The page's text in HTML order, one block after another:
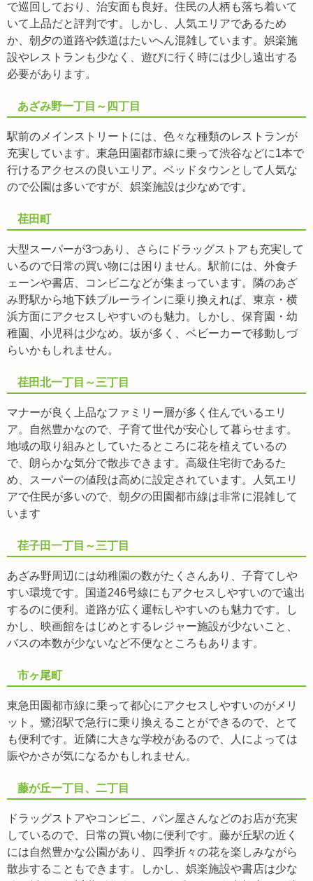
で巡回しており、治安面も良好。住民の人柄も落ち着いて
いて上品だと評判です。しかし、人気エリアであるため
か、朝夕の道路や鉄道はたいへん混雑しています。娯楽施
設やレストランも少なく、遊びに行く時には少し遠出する
必要があります。
あざみ野一丁目～四丁目
駅前のメインストリートには、色々な種類のレストランが
充実しています。東急田園都市線に乗って渋谷などに1本で
行けるアクセスの良いエリア。ベッドタウンとして人気な
ので公園は多いですが、娯楽施設は少なめです。
荏田町
大型スーパーが3つあり、さらにドラッグストアも充実して
いるので日常の買い物には困りません。駅前には、外食チ
ェーンや書店、コンビニなどが集まっています。隣のあざ
み野駅から地下鉄ブルーラインに乗り換えれば、東京・横
浜方面にアクセスしやすいのも魅力。しかし、保育園・幼
稚園、小児科は少なめ。坂が多く、ベビーカーで移動しづ
らいかもしれません。
荏田北一丁目～三丁目
マナーが良く上品なファミリー層が多く住んでいるエリ
ア。自然豊かなので、子育て世代が安心して暮らせます。
地域の取り組みとしていたるところに花を植えているの
で、朗らかな気分で散歩できます。高級住宅街であるた
め、スーパーの値段は高めに設定されています。人気エリ
アで住民が多いので、朝夕の田園都市線は非常に混雑して
います
荏子田一丁目～三丁目
あざみ野周辺には幼稚園の数がたくさんあり、子育てしや
すい環境です。国道246号線にもアクセスしやすいので遠出
するのに便利。道路が広く運転しやすいのも魅力です。し
かし、映画館をはじめとするレジャー施設が少ないこと、
バスの本数が少ないなど不便なところもあります。
市ヶ尾町
東急田園都市線に乗って都心にアクセスしやすいのがメリ
ット。鷺沼駅で急行に乗り換えることができるので、とて
も便利です。近隣に大きな学校があるので、人によっては
賑やかさが気になるかもしれません。
藤が丘一丁目、二丁目
ドラッグストアやコンビニ、パン屋さんなどのお店が充実
しているので、日常の買い物に便利です。藤が丘駅の近く
には自然豊かな公園があり、四季折々の花を楽しみながら
散歩することもできます。しかし、娯楽施設や書店は少な